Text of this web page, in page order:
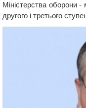
Міністерства оборони
другого і третього